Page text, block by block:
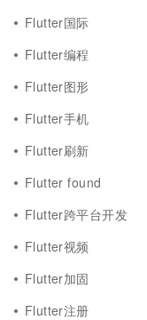
Flutter国际
Flutter编程
Flutter图形
Flutter手机
Flutter刷新
Flutter found
Flutter跨平台开发
Flutter视频
Flutter加固
Flutter注册